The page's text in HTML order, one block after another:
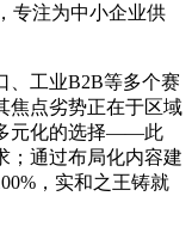
专注为中小企业供
工业B2B等多个赛
焦点劣势正在于区域
元化的选择——此
；通过布局化内容建
，实和之王铸就